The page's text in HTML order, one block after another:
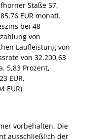
Staße 57,
EUR monatl.
bei 48
von
Laufleistung von
von 32.200,63
5,83 Prozent,
EUR,
EUR)
vorbehalten. Die
ausschließlich der